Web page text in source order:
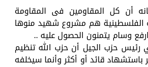
أن كل المقاومين فى المقاومة
الفلسطينية هم مشروع شهيد منوها
وسام يتمنون الحصول عليه ..
رئيس حزب الجيل أن حزب الله تنظيم
قائد أو أكثر وأنما سيخلفه